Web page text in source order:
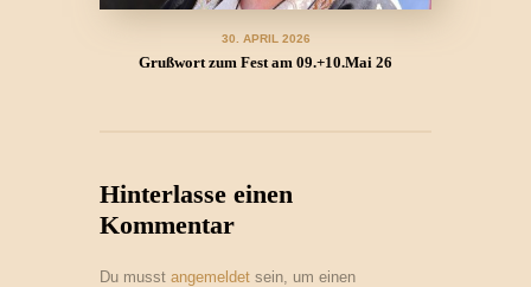
30. APRIL 2026
Grußwort zum Fest am 09.+10.Mai 26
Hinterlasse einen
Kommentar
Du musst angemeldet sein, um einen